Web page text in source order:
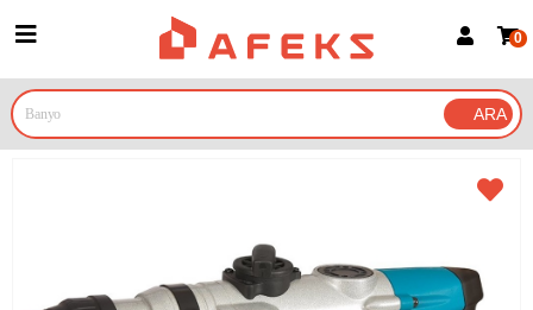
Google İle Bağlan
0